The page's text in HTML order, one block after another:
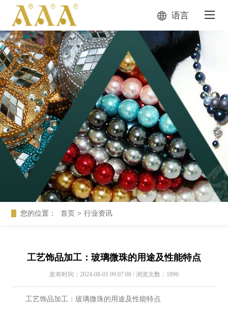
语言
您的位置： 首页 > 行业资讯
工艺饰品加工：玻璃微珠的用途及性能特点
发布时间：2024-08-01 09:07:08 / 浏览次数：1896
工艺饰品加工：玻璃微珠的用途及性能特点